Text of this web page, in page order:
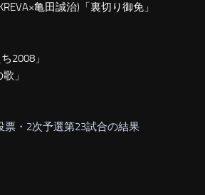
亀田誠治)「裏切り御免」
2008」
」
票・2次予選第23試合の結果